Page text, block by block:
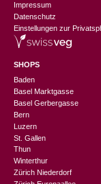
Impressum
Datenschutz
Einstellungen zur
SHOPS
Baden
Basel Marktgasse
Basel Gerbergasse
Bern
Luzern
St. Gallen
Thun
Winterthur
Zürich Niederdorf